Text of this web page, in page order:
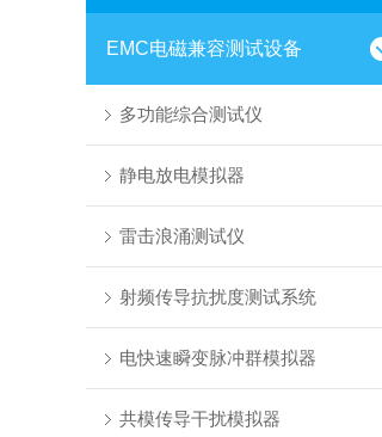
EMC电磁兼容测试设备
多功能综合测试仪
静电放电模拟器
雷击浪涌测试仪
射频传导抗扰度测试系统
电快速瞬变脉冲群模拟器
共模传导干扰模拟器